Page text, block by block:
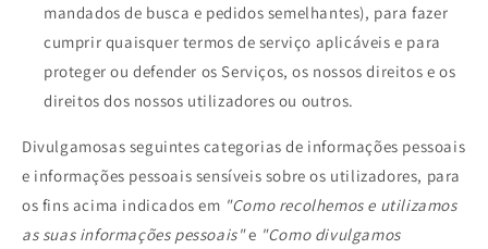
mandados de busca e pedidos semelhantes), para fazer
cumprir quaisquer termos de serviço aplicáveis e para
proteger ou defender os Serviços, os nossos direitos e os
direitos dos nossos utilizadores ou outros.
Divulgamosas seguintes categorias de informações pessoais
e informações pessoais sensíveis sobre os utilizadores, para
os fins acima indicados em "Como recolhemos e utilizamos
as suas informações pessoais"e "Como divulgamos